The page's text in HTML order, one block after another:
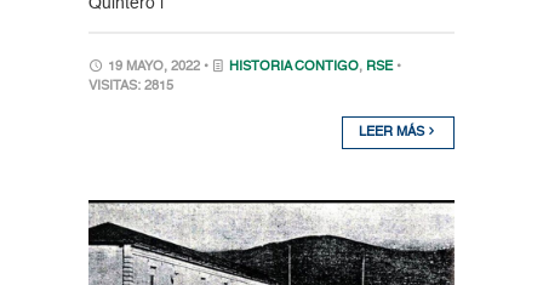
19 MAYO, 2022 • HISTORIA CONTIGO, RSE •
VISITAS: 2815
LEER MÁS